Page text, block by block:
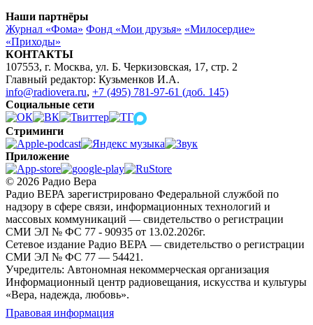
Наши партнёры
Журнал «Фома» Фонд «Мои друзья» «Милосердие»
«Приходы»
КОНТАКТЫ
107553, г. Москва, ул. Б. Черкизовская, 17, стр. 2
Главный редактор: Кузьменков И.А.
info@radiovera.ru, +7 (495) 781-97-61 (доб. 145)
Социальные сети
Стриминги
Приложение
© 2026 Радио Вера
Радио ВЕРА зарегистрировано Федеральной службой по
надзору в сфере связи, информационных технологий и
массовых коммуникаций — свидетельство о регистрации
СМИ ЭЛ № ФС 77 - 90935 от 13.02.2026г.
Сетевое издание Радио ВЕРА — свидетельство о регистрации
СМИ ЭЛ № ФС 77 — 54421.
Учредитель: Автономная некоммерческая организация
Информационный центр радиовещания, искусства и культуры
«Вера, надежда, любовь».
Правовая информация